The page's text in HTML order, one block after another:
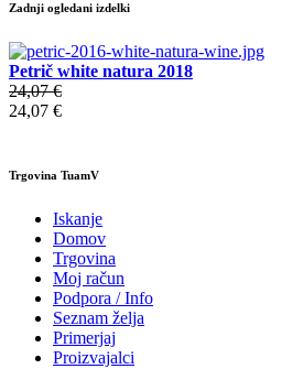
Zadnji ogledani izdelki
Petrič white natura 2018
24,07 €
24,07 €
Trgovina TuamV
Iskanje
Domov
Trgovina
Moj račun
Podpora / Info
Seznam želja
Primerjaj
Proizvajalci